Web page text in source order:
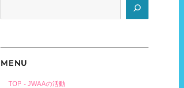
MENU
TOP - JWAAの活動